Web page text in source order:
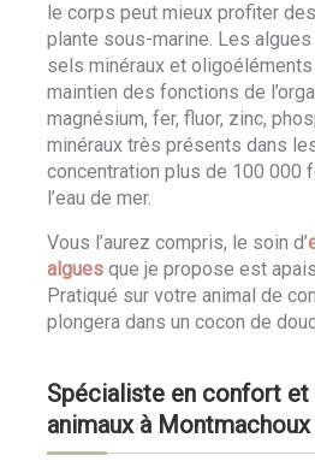
le corps peut mieux profiter
plante sous-marine. Les
sels minéraux et
maintien des fonctions de
magnésium, fer, fluor, zinc,
minéraux très présents dans
concentration plus de 100 000
l’eau de mer.
Vous l’aurez compris, le soin d’
algues que je propose est
Pratiqué sur votre animal de
plongera dans un cocon de
Spécialiste en confort
animaux à